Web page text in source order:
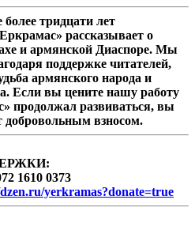
тридцати лет
рассказывает о
и армянской Диаспоре. Мы
поддержке читателей,
армянского народа и
Если вы цените нашу работу
продолжал развиваться, вы
добровольным взносом.
1610 0373
yerkramas?donate=true